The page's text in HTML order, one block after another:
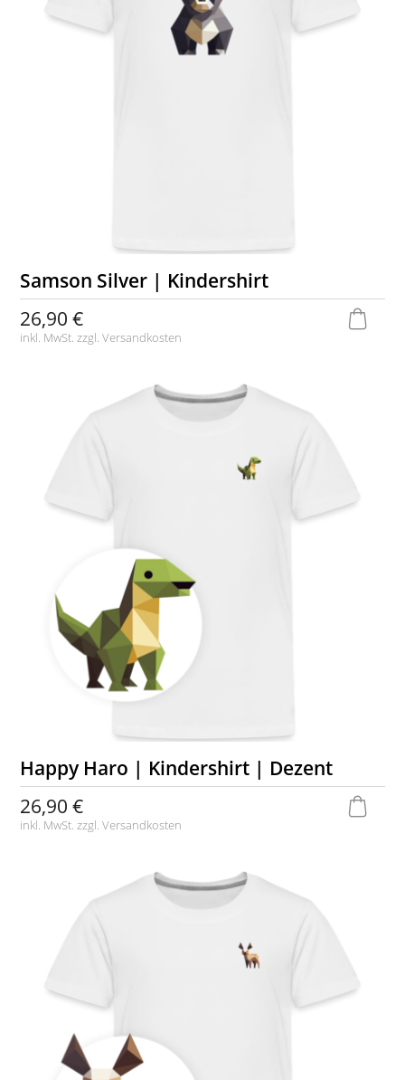
Samson Silver | Kindershirt
26,90 €
inkl. MwSt. zzgl.Versandkosten
Happy Haro | Kindershirt | Dezent
26,90 €
inkl. MwSt. zzgl.Versandkosten